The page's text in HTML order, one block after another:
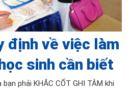
định về việc làm
sinh cần biết
phải KHẮC CỐT GHI TÂM khi